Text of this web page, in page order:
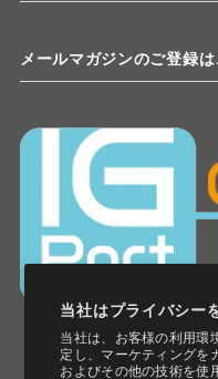
当社はプライバシー
当社は、お客様の利用環
定し、マーケティングを
およびその他の技術を使
メールマガジンのご登録